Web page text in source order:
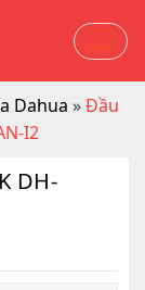
Dahua »Đầu
I2
DH-